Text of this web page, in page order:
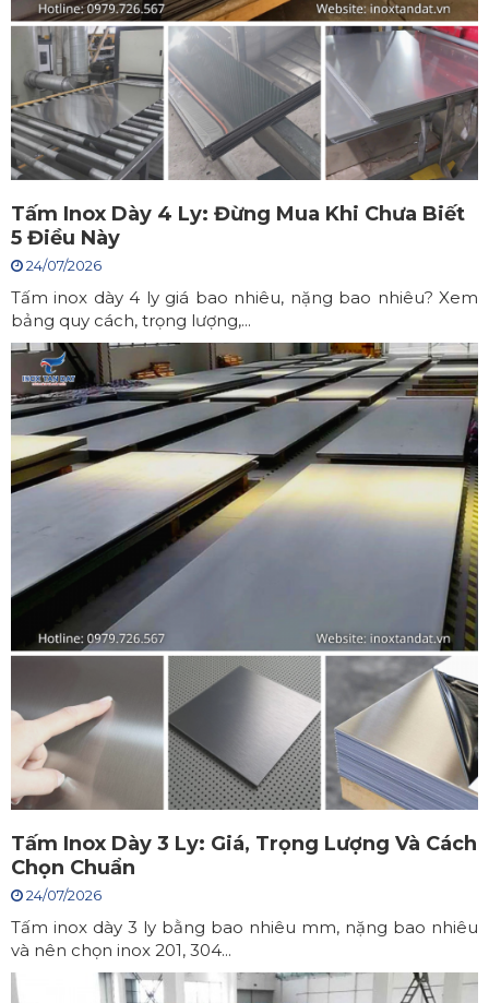
Tấm Inox Dày 4 Ly: Đừng Mua Khi Chưa Biết
5 Điều Này
24/07/2026
Tấm inox dày 4 ly giá bao nhiêu, nặng bao nhiêu? Xem
bảng quy cách, trọng lượng,...
Tấm Inox Dày 3 Ly: Giá, Trọng Lượng Và Cách
Chọn Chuẩn
24/07/2026
Tấm inox dày 3 ly bằng bao nhiêu mm, nặng bao nhiêu
và nên chọn inox 201, 304...